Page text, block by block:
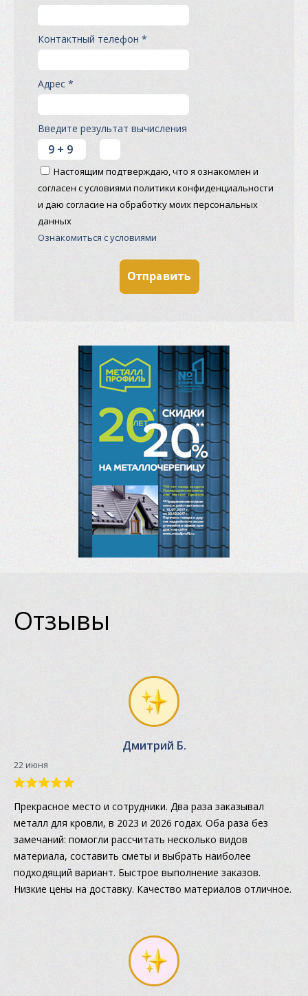
Контактный телефон *
Адрес *
Введите результат вычисления
Настоящим подтверждаю, что я ознакомлен и
согласен с условиями политики конфиденциальности
и даю согласие на обработку моих персональных
данных
Ознакомиться с условиями
Отзывы
Дмитрий Б.
22 июня
Прекрасное место и сотрудники. Два раза заказывал
металл для кровли, в 2023 и 2026 годах. Оба раза без
замечаний: помогли рассчитать несколько видов
материала, составить сметы и выбрать наиболее
подходящий вариант. Быстрое выполнение заказов.
Низкие цены на доставку. Качество материалов отличное.